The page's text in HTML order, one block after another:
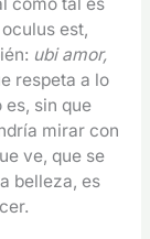
est,
ubi amor,
respeta a lo
sin que
mirar con
ve, que se
belleza, es